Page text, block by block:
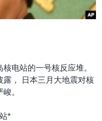
电站的一号核反应堆。
， 日本三月大地震对核
。
*